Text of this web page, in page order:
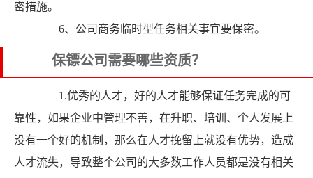
密措施。
6、公司商务临时型任务相关事宜要保密。
保镖公司需要哪些资质？
1.优秀的人才，好的人才能够保证任务完成的可
靠性，如果企业中管理不善，在升职、培训、个人发展上
没有一个好的机制，那么在人才挽留上就没有优势，造成
人才流失，导致整个公司的大多数工作人员都是没有相关